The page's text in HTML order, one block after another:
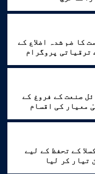
کا ضم شدہ اضلاع کے
کے ترقیاتی پروگرام
صنعت کے فروغ کے
کی 14 اعلیٰ معیار کی اقسام
کے تحفظ کے لیے
تیار کر لیا